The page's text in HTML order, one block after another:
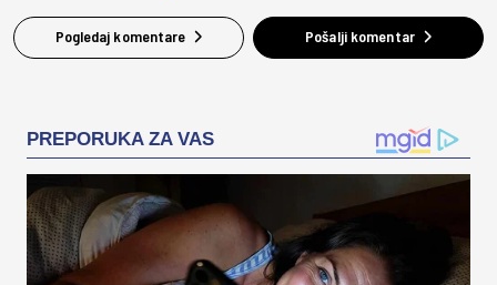
Pogledaj komentare Pošalji komentar
PREPORUKA ZA VAS